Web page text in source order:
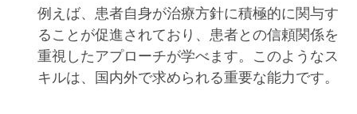
例えば、患者自身が治療方針に積極的に関与す
ることが促進されており、患者との信頼関係を
重視したアプローチが学べます。このようなス
キルは、国内外で求められる重要な能力です。